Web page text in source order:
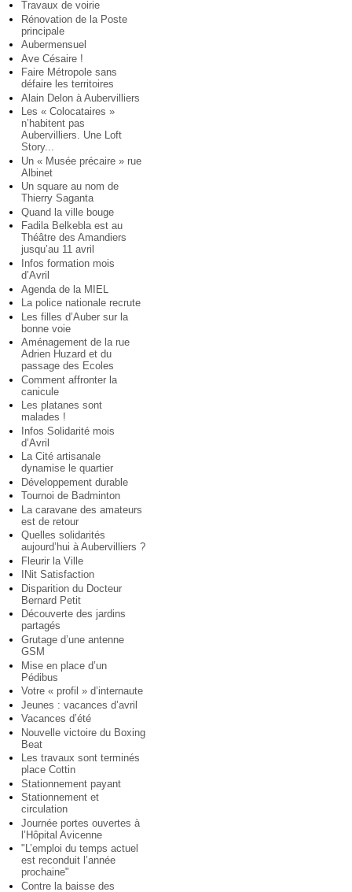
Travaux de voirie
Rénovation de la Poste
principale
Aubermensuel
Ave Césaire !
Faire Métropole sans
défaire les territoires
Alain Delon à Aubervilliers
Les « Colocataires »
n’habitent pas
Aubervilliers. Une Loft
Story...
Un « Musée précaire » rue
Albinet
Un square au nom de
Thierry Saganta
Quand la ville bouge
Fadila Belkebla est au
Théâtre des Amandiers
jusqu’au 11 avril
Infos formation mois
d’Avril
Agenda de la MIEL
La police nationale recrute
Les filles d’Auber sur la
bonne voie
Aménagement de la rue
Adrien Huzard et du
passage des Ecoles
Comment affronter la
canicule
Les platanes sont
malades !
Infos Solidarité mois
d’Avril
La Cité artisanale
dynamise le quartier
Développement durable
Tournoi de Badminton
La caravane des amateurs
est de retour
Quelles solidarités
aujourd’hui à Aubervilliers ?
Fleurir la Ville
INit Satisfaction
Disparition du Docteur
Bernard Petit
Découverte des jardins
partagés
Grutage d’une antenne
GSM
Mise en place d’un
Pédibus
Votre « profil » d’internaute
Jeunes : vacances d’avril
Vacances d’été
Nouvelle victoire du Boxing
Beat
Les travaux sont terminés
place Cottin
Stationnement payant
Stationnement et
circulation
Journée portes ouvertes à
l’Hôpital Avicenne
"L’emploi du temps actuel
est reconduit l’année
prochaine"
Contre la baisse des